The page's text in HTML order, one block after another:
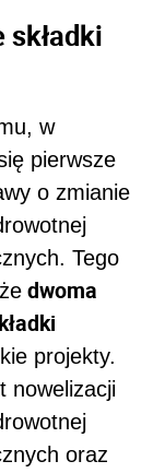
w
pierwsze
o zmianie
Tego
dwoma
projekty.
nowelizacji
oraz